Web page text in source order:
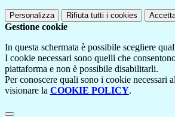
Personalizza Rifiuta tutti i cookies
Gestione cookie
In questa schermata è possibile scegliere
I cookie necessari sono quelli che
piattaforma e non è possibile disabilitarli.
Per conoscere quali sono i cookie necessari
visionare la COOKIE POLICY.